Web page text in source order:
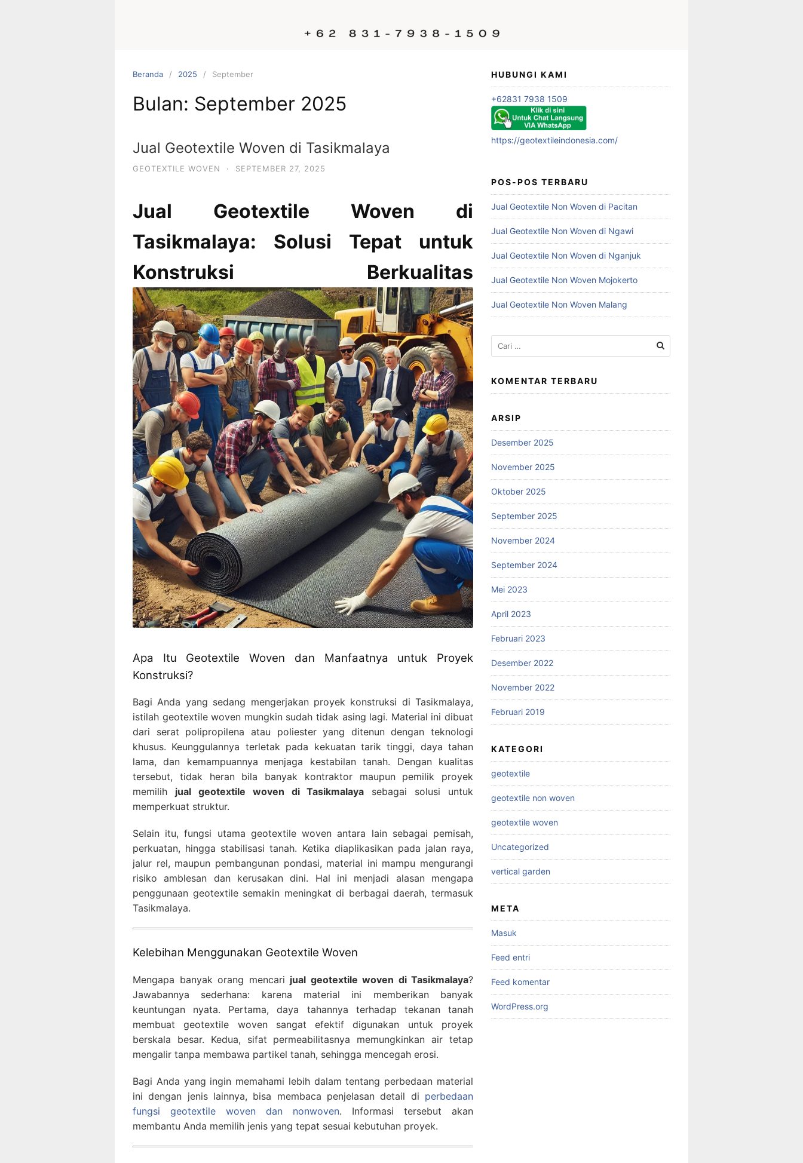
Beranda 2025 September
Bulan: September 2025
Jual Geotextile Woven di Tasikmalaya
GEOTEXTILE WOVEN · SEPTEMBER 27, 2025
Jual Geotextile Woven di
Tasikmalaya: Solusi Tepat untuk
Konstruksi Berkualitas
Apa Itu Geotextile Woven dan Manfaatnya untuk Proyek
Konstruksi?
Bagi Anda yang sedang mengerjakan proyek konstruksi di Tasikmalaya,
istilah geotextile woven mungkin sudah tidak asing lagi. Material ini dibuat
dari serat polipropilena atau poliester yang ditenun dengan teknologi
khusus. Keunggulannya terletak pada kekuatan tarik tinggi, daya tahan
lama, dan kemampuannya menjaga kestabilan tanah. Dengan kualitas
tersebut, tidak heran bila banyak kontraktor maupun pemilik proyek
memilih jual geotextile woven di Tasikmalaya sebagai solusi untuk
memperkuat struktur.
Selain itu, fungsi utama geotextile woven antara lain sebagai pemisah,
perkuatan, hingga stabilisasi tanah. Ketika diaplikasikan pada jalan raya,
jalur rel, maupun pembangunan pondasi, material ini mampu mengurangi
risiko amblesan dan kerusakan dini. Hal ini menjadi alasan mengapa
penggunaan geotextile semakin meningkat di berbagai daerah, termasuk
Tasikmalaya.
Kelebihan Menggunakan Geotextile Woven
Mengapa banyak orang mencari jual geotextile woven di Tasikmalaya?
Jawabannya sederhana: karena material ini memberikan banyak
keuntungan nyata. Pertama, daya tahannya terhadap tekanan tanah
membuat geotextile woven sangat efektif digunakan untuk proyek
berskala besar. Kedua, sifat permeabilitasnya memungkinkan air tetap
mengalir tanpa membawa partikel tanah, sehingga mencegah erosi.
Bagi Anda yang ingin memahami lebih dalam tentang perbedaan material
ini dengan jenis lainnya, bisa membaca penjelasan detail di perbedaan
fungsi geotextile woven dan nonwoven. Informasi tersebut akan
membantu Anda memilih jenis yang tepat sesuai kebutuhan proyek.
HUBUNGI KAMI
+62831 7938 1509
https://geotextileindonesia.com/
POS-POS TERBARU
Jual Geotextile Non Woven di Pacitan
Jual Geotextile Non Woven di Ngawi
Jual Geotextile Non Woven di Nganjuk
Jual Geotextile Non Woven Mojokerto
Jual Geotextile Non Woven Malang
Cari
untuk:
KOMENTAR TERBARU
ARSIP
Desember 2025
November 2025
Oktober 2025
September 2025
November 2024
September 2024
Mei 2023
April 2023
Februari 2023
Desember 2022
November 2022
Februari 2019
KATEGORI
geotextile
geotextile non woven
geotextile woven
Uncategorized
vertical garden
META
Masuk
Feed entri
Feed komentar
WordPress.org